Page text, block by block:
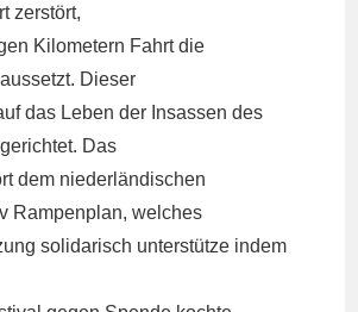
zerstört,
Kilometern Fahrt die
Dieser
das Leben der Insassen des
Das
dem niederländischen
Rampenplan, welches
solidarisch unterstütze indem